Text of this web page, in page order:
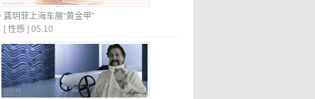
龚玥菲上海车展“黄金甲”
[ 性感 ] 05.10